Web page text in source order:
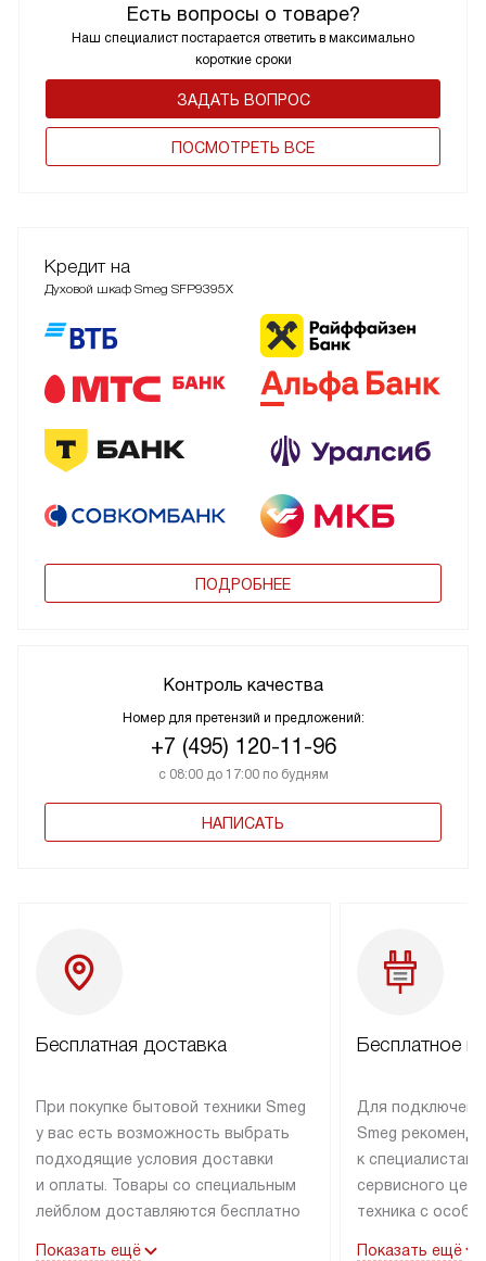
Есть вопросы о товаре?
Наш специалист постарается ответить в максимально
короткие сроки
ЗАДАТЬ ВОПРОС
ПОCМОТРЕТЬ ВСЕ
Кредит на
Духовой шкаф Smeg SFP9395X
ПОДРОБНЕЕ
Контроль качества
Номер для претензий и предложений:
+7 (495) 120-11-96
с 08:00 до 17:00 по будням
НАПИСАТЬ
Бесплатная доставка
При покупке бытовой техники Smeg
у вас есть возможность выбрать
подходящие условия доставки
и оплаты. Товары со специальным
лейблом доставляются бесплатно
Показать ещё
Бесплатное
Для
Smeg
к специалистам
сервисного
техника с
Показать ещё